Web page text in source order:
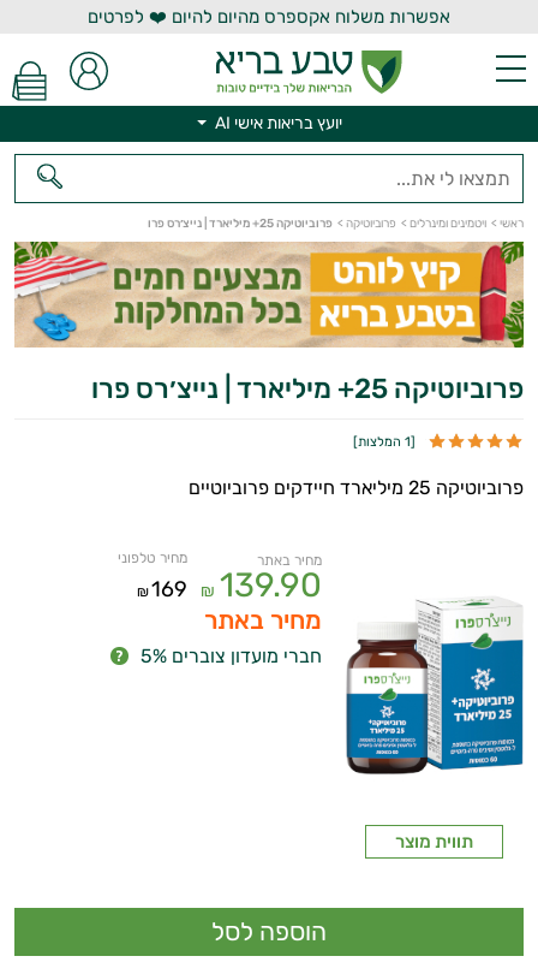
אפשרות משלוח אקספרס מהיום להיום ❤️ לפרטים
יועץ בריאות אישי AI
ראשי > ויטמינים ומינרלים > פרוביוטיקה > פרוביוטיקה 25+ מיליארד | נייצ׳רס פרו
פרוביוטיקה 25+ מיליארד | נייצ׳רס פרו
[1 המלצות ]
פרוביוטיקה 25 מיליארד חיידקים פרוביוטיים
תווית מוצר
מחיר באתר
139.90
₪
מחיר טלפוני
169
₪
מחיר באתר
חברי מועדון צוברים 5%
יועץ בריאות אישי AI